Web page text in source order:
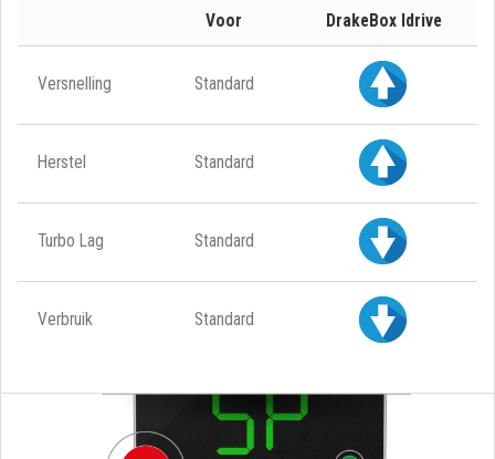
Voor DrakeBox Idrive
Versnelling Standard
Herstel Standard
Turbo Lag Standard
Verbruik Standard